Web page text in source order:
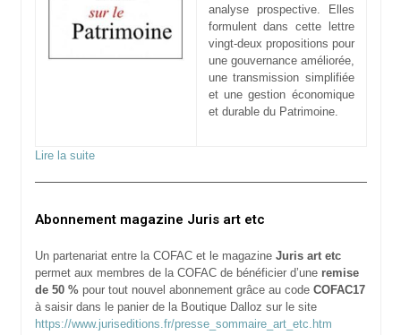
analyse prospective. Elles
formulent dans cette lettre
vingt-deux propositions pour
une gouvernance améliorée,
une transmission simplifiée
et une gestion économique
et durable du Patrimoine.
Lire la suite
Abonnement magazine Juris art etc
Un partenariat entre la COFAC et le magazine Juris art etc
permet aux membres de la COFAC de bénéficier d’une remise
de 50 %pour tout nouvel abonnement grâce au codeCOFAC17
à saisir dans le panier de la Boutique Dalloz sur le site
https://www.juriseditions.fr/presse_sommaire_art_etc.htm